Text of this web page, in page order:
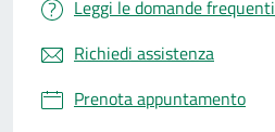
Leggi le domande frequenti
Richiedi assistenza
Prenota appuntamento